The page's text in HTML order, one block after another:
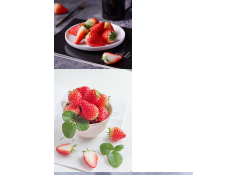
草莓
草莓摄影